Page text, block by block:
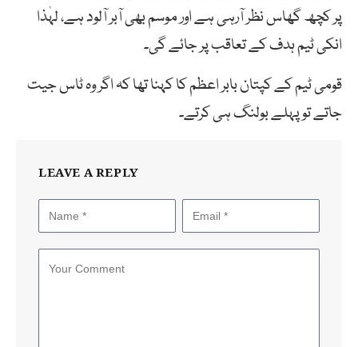
پر کچھ گھاس نظر آرہی ہے اور موسم بھی آبر آلود ہے، لہٰذا
انکی ٹیم ہدف کے تعاقب پر جائے گی۔
قومی ٹیم کے کپتان بابر اعظم کا کہنا تھا کہ اگر وہ ٹاس جیت
جاتے تو پہلے بولنگ ہی کرتے۔
LEAVE A REPLY